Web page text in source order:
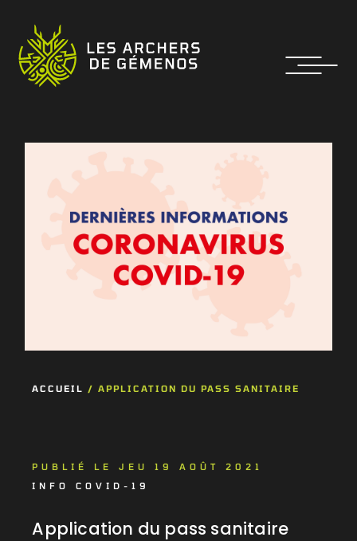
ACCUEIL /APPLICATION DU PASS SANITAIRE
PUBLIÉ LE JEU 19 AOÛT 2021
INFO COVID-19
Application du pass sanitaire